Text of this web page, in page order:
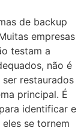
de backup
empresas
testam a
não é
restaurados
principal. É
identificar e
se tornem